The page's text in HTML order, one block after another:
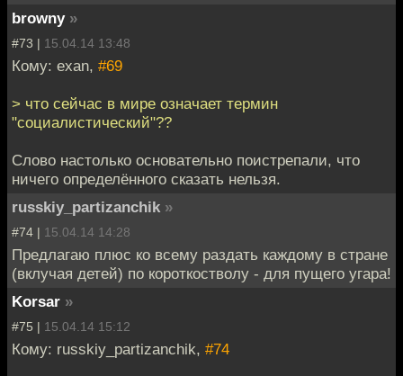
browny »
#73 | 15.04.14 13:48
Кому: exan, #69
> что сейчас в мире означает термин
"социалистический"??
Слово настолько основательно поистрепали, что
ничего определённого сказать нельзя.
russkiy_partizanchik »
#74 | 15.04.14 14:28
Предлагаю плюс ко всему раздать каждому в стране
(вклучая детей) по короткостволу - для пущего угара!
Korsar »
#75 | 15.04.14 15:12
Кому: russkiy_partizanchik, #74